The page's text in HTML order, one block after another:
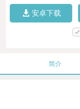
安卓下载
简介